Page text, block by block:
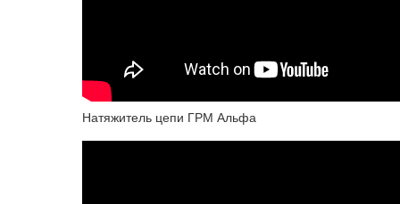
Натяжитель цепи ГРМ Альфа